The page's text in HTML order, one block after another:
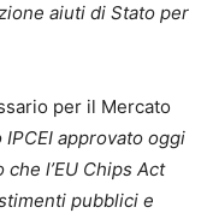
aiuti di Stato per
per il Mercato
IPCEI approvato oggi
l’EU Chips Act
pubblici e